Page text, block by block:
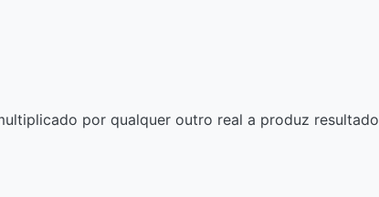
por qualquer outro real a produz resultado